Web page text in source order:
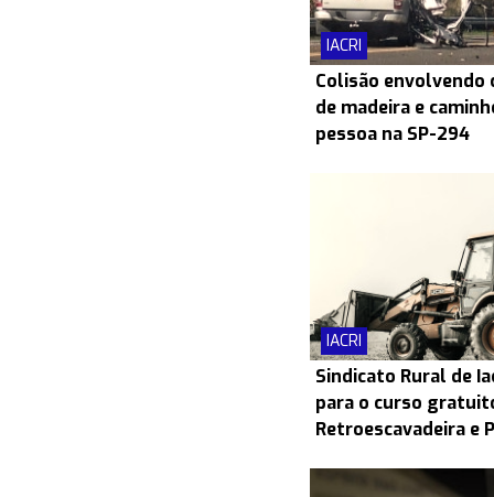
IACRI
Colisão envolvendo
de madeira e
pessoa na SP-294
IACRI
Sindicato Rural de
para o curso
Retroescavadeira e